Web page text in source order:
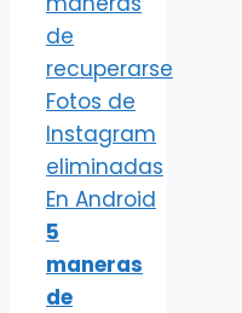
5
maneras
de